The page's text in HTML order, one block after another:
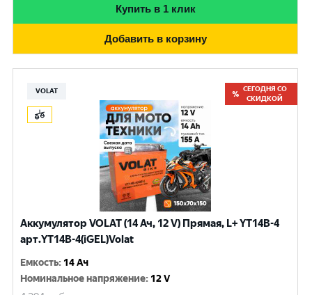
Купить в 1 клик
Добавить в корзину
VOLAT
СЕГОДНЯ СО
СКИДКОЙ
Аккумулятор VOLAT (14 Ач, 12 V) Прямая, L+ YT14B-4
арт.YT14B-4(iGEL)Volat
Емкость: 14 Ач
Номинальное напряжение: 12 V